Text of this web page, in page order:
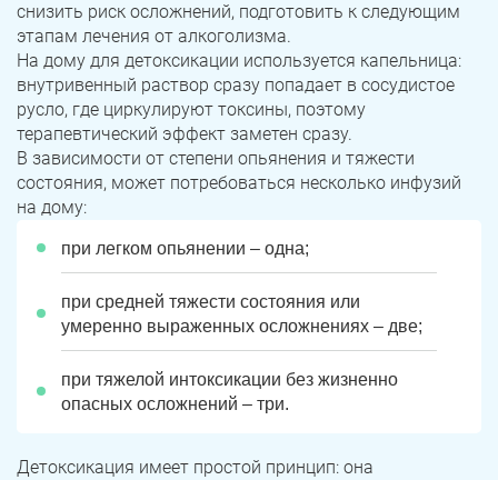
снизить риск осложнений, подготовить к следующим
этапам лечения от алкоголизма.
На дому для детоксикации используется капельница:
внутривенный раствор сразу попадает в сосудистое
русло, где циркулируют токсины, поэтому
терапевтический эффект заметен сразу.
В зависимости от степени опьянения и тяжести
состояния, может потребоваться несколько инфузий
на дому:
при легком опьянении – одна;
при средней тяжести состояния или
умеренно выраженных осложнениях – две;
при тяжелой интоксикации без жизненно
опасных осложнений – три.
Детоксикация имеет простой принцип: она